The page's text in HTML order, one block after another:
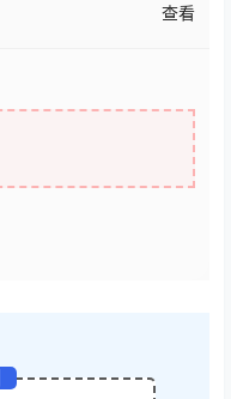
查看